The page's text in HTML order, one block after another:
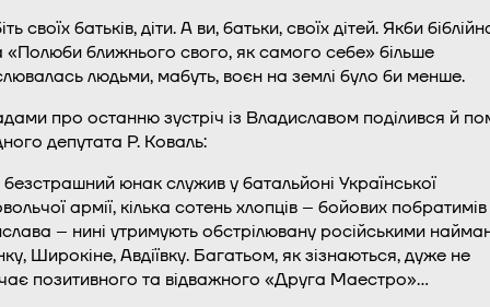
своїх батьків, діти. А ви, батьки, своїх дітей. Якби
«Полюби ближнього свого, як самого себе» більше
людьми, мабуть, воєн на землі було би менше.
про останню зустріч із Владиславом поділився й
депутата Р. Коваль:
юнак служив у батальйоні Української
армії, кілька сотень хлопців – бойових побратимів
– нині утримують обстрілювану російськими
Широкіне, Авдіївку. Багатьом, як зізнаються, дуже не
позитивного та відважного «Друга Маестро»…